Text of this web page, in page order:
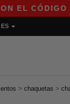
APP10
ES
> chaquetas >